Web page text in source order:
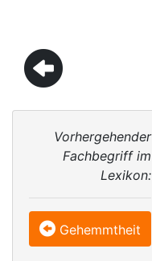
Vorhergehender
Fachbegriff im
Lexikon:
Gehemmtheit